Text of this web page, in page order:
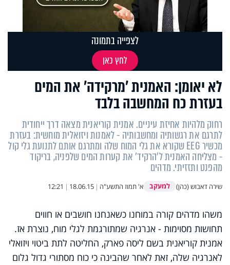
לא יאומן: האמנית 'מרקידה' את המים
בעזרת כח המחשבה בלבד
רחוק מלהיות אחיזת עיניים. אמנית קוריאנית מצאה דרך ייחודית
לתרגם את רגשותיה ומחשבותיה - לאמנות ויזואלית מוחשית: בעזרת
מכשיר EEG שקורא את גלי המוח שלה ומתרגם אותם לתנועת גלי קול
- מצליחה האמנית ל'הרקיד' את קערות המים שלפניה, בריקוד
מהפנט ותזזיתי. מדהים
שירה דאבוש (כהן) למעקב א' תמוז התשע"ה |
18.06.15
|
12:21
לצפייה בתמונה
לחץ כאן
משהו מדהים קורה במוחנו כשאנחנו חושבים או חווים
תחושות מסוימות - אנרגיה שמתורגמת לגלי מוח, נוצרת אז.
אמנית קוריאנית בשם ליסה פארק, החליטה לתת ביטוי ויזואלי
לאנרגיה שלה, זאת לאחר שהבינה כי כוח מסתורי גדול גלום